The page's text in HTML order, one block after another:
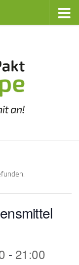
- 21:00